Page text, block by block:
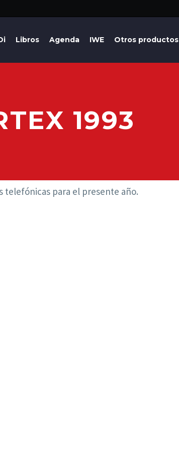
Libros Agenda IWE Otros productos
1993
telefónicas para el presente año.